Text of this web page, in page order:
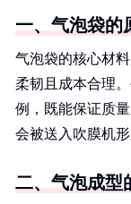
一、气泡袋的
气泡袋的核心材
柔韧且成本合理
例，既能保证质
会被送入吹膜机
二、气泡成型